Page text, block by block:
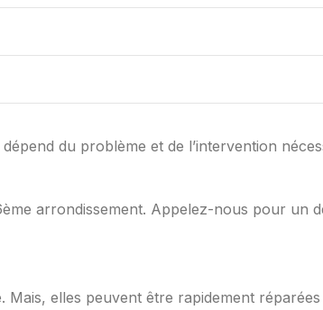
du problème et de l’intervention
arrondissement. Appelez-nous pour un
Mais, elles peuvent être rapidement